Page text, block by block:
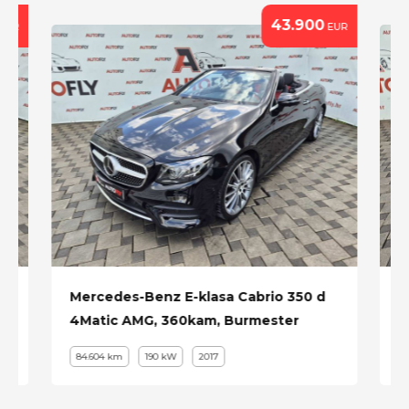
43.900EUR
Mercedes-Benz E-klasa Cabrio 350 d
4Matic AMG, 360kam, Burmester
84.604 km 190 kW 2017